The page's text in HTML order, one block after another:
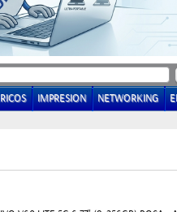
IMPRESION NETWORKING